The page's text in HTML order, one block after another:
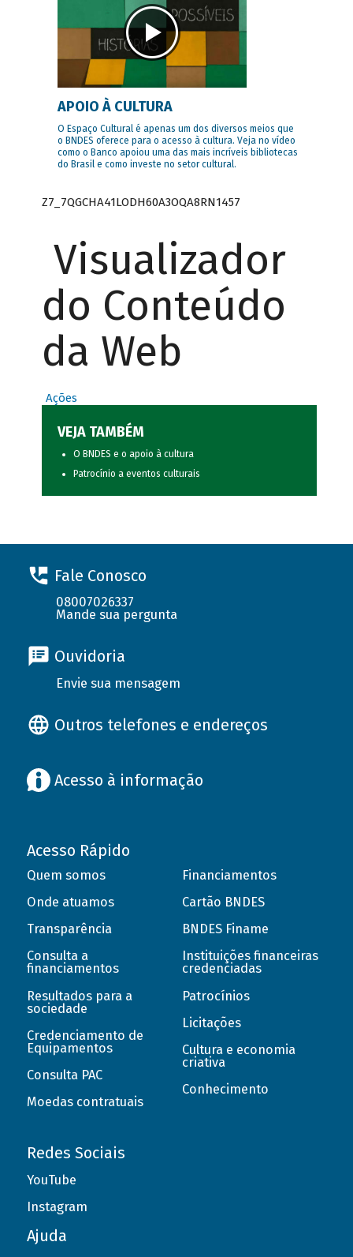
APOIO À CULTURA
O Espaço Cultural é apenas um dos diversos meios que
o BNDES oferece para o acesso à cultura. Veja no vídeo
como o Banco apoiou uma das mais incríveis bibliotecas
do Brasil e como investe no setor cultural.
Z7_7QGCHA41LODH60A3OQA8RN1457
Visualizador
do Conteúdo
da Web
Ações
VEJA TAMBÉM
O BNDES e o apoio à cultura
Patrocínio a eventos culturais
Fale Conosco
08007026337
Mande sua pergunta
Ouvidoria
Envie sua mensagem
Outros telefones e endereços
Acesso à informação
Acesso Rápido
Quem somos
Onde atuamos
Transparência
Consulta a
financiamentos
Resultados para a
sociedade
Credenciamento de
Equipamentos
Consulta PAC
Moedas contratuais
Financiamentos
Cartão BNDES
BNDES Finame
Instituições financeiras
credenciadas
Patrocínios
Licitações
Cultura e economia
criativa
Conhecimento
Redes Sociais
YouTube
Instagram
Ajuda